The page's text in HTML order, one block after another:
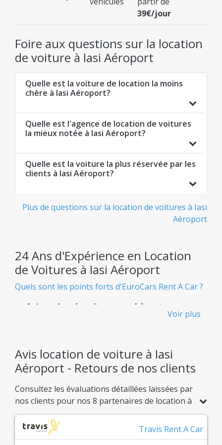
39€/jour
Foire aux questions sur la location
de voiture à Iasi Aéroport
Quelle est la voiture de location la moins
chère à Iasi Aéroport?
Quelle est l'agence de location de voitures
la mieux notée à Iasi Aéroport?
Quelle est la voiture la plus réservée par les
clients à Iasi Aéroport?
Plus de questions sur la location de voitures à Iasi
Aéroport
24 Ans d'Expérience en Location
de Voitures à Iasi Aéroport
Quels sont les points forts d'EuroCars Rent A Car ?
Location de voiture pas chère et
sans aucune surprise désagréable.
Flotte Immense
Plus de 900 modèles de voitures de location
disponibles, adaptés à tous vos besoins.
Confiance Confirmée
Un système d'avis clients réels pour vous garantir
Voir plus
Avis location de voiture à Iasi
Aéroport - Retours de nos clients
Consultez les évaluations détaillées laissées par
nos clients pour nos 8 partenaires de location à
Iasi Aéroport. Comparez les notes basées sur
199 avis réels et choisissez en toute confiance
l'offre idéale pour votre trajet.
Travis Rent A Car